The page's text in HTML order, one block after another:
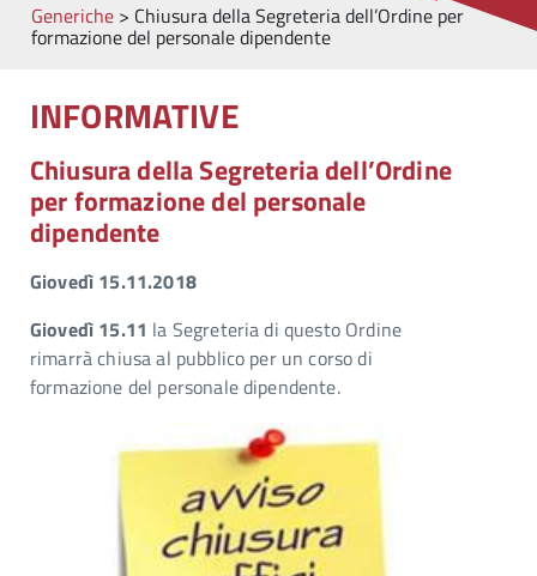
Generiche> Chiusura della Segreteria dell’Ordine per
formazione del personale dipendente
INFORMATIVE
Chiusura della Segreteria dell’Ordine
per formazione del personale
dipendente
Giovedì 15.11.2018
Giovedì 15.11 la Segreteria di questo Ordine
rimarrà chiusa al pubblico per un corso di
formazione del personale dipendente.